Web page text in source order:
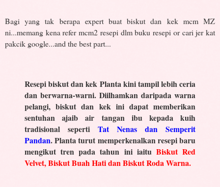
Bagi yang tak berapa expert buat biskut dan kek mcm MZ
ni...memang kena refer mcm2 resepi dlm buku resepi or cari jer kat
pakcik google...and the best part...
Resepi biskut dan kek Planta kini tampil lebih ceria
dan berwarna-warni. Diilhamkan daripada warna
pelangi, biskut dan kek ini dapat memberikan
sentuhan ajaib air tangan ibu kepada kuih
tradisional seperti Tat Nenas dan Semperit
Pandan. Planta turut memperkenalkan resepi baru
mengikut tren pada tahun ini iaitu Biskut Red
Velvet, Biskut Buah Hati dan Biskut Roda Warna.